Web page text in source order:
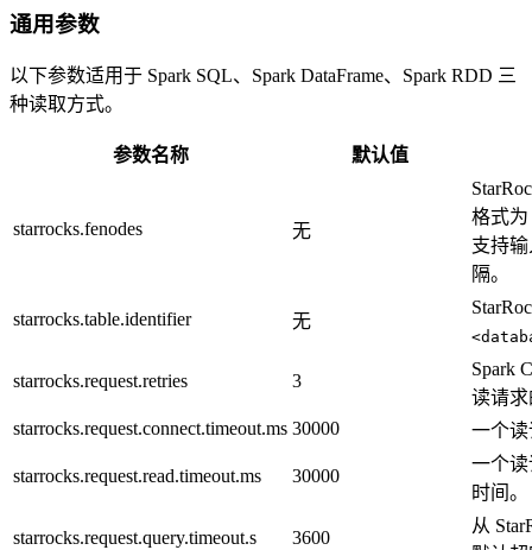
通用参数
以下参数适用于 Spark SQL、Spark DataFrame、Spark RDD 三
种读取方式。
参数名称 默认值
starrocks.fenodes 无
格式为
支持
隔。
starrocks.table.identifier 无
starrocks.request.retries 3
Spark
读请
starrocks.request.connect.timeout.ms 30000 一个
starrocks.request.read.timeout.ms 30000
一个读
时间。
starrocks.request.query.timeout.s 3600
从